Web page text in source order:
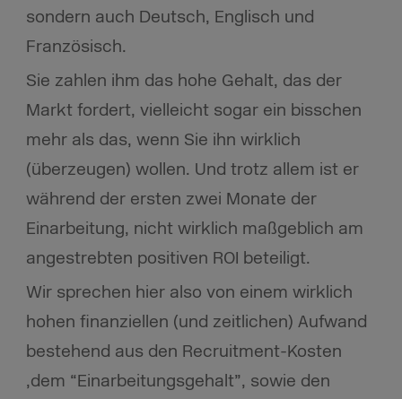
sondern auch Deutsch, Englisch und
Französisch.
Sie zahlen ihm das hohe Gehalt, das der
Markt fordert, vielleicht sogar ein bisschen
mehr als das, wenn Sie ihn wirklich
(überzeugen) wollen. Und trotz allem ist er
während der ersten zwei Monate der
Einarbeitung, nicht wirklich maßgeblich am
angestrebten positiven ROI beteiligt.
Wir sprechen hier also von einem wirklich
hohen finanziellen (und zeitlichen) Aufwand
bestehend aus den Recruitment-Kosten
,dem “Einarbeitungsgehalt”, sowie den